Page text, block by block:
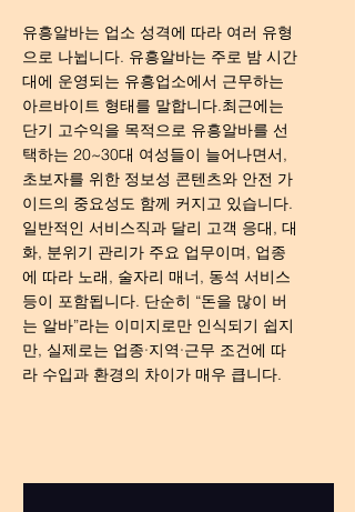
유흥알바는 업소 성격에 따라 여러 유형
으로 나뉩니다. 유흥알바는 주로 밤 시간
대에 운영되는 유흥업소에서 근무하는
아르바이트 형태를 말합니다.최근에는
단기 고수익을 목적으로 유흥알바를 선
택하는 20~30대 여성들이 늘어나면서,
초보자를 위한 정보성 콘텐츠와 안전 가
이드의 중요성도 함께 커지고 있습니다.
일반적인 서비스직과 달리 고객 응대, 대
화, 분위기 관리가 주요 업무이며, 업종
에 따라 노래, 술자리 매너, 동석 서비스
등이 포함됩니다. 단순히 “돈을 많이 버
는 알바”라는 이미지로만 인식되기 쉽지
만, 실제로는 업종·지역·근무 조건에 따
라 수입과 환경의 차이가 매우 큽니다.